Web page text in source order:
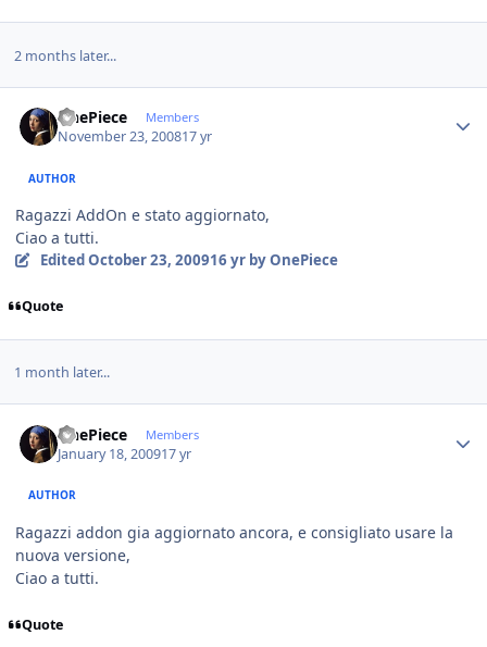
2 months later...
OnePiece Members
November 23, 200817 yr
AUTHOR
Ragazzi AddOn e stato aggiornato,
Ciao a tutti.
EditedOctober 23, 200916 yrby OnePiece
Quote
1 month later...
OnePiece Members
January 18, 200917 yr
AUTHOR
Ragazzi addon gia aggiornato ancora, e consigliato usare la
nuova versione,
Ciao a tutti.
Quote